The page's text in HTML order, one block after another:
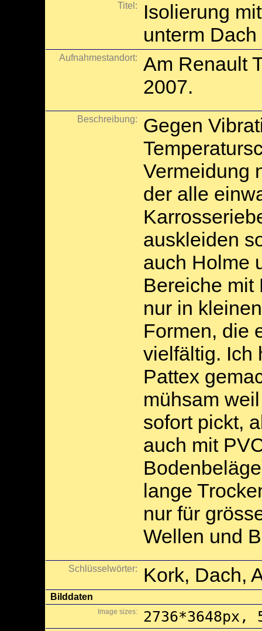
Titel:
Isolierung
unterm Dach
Aufnahmestandort:
Am Renault
2007.
Beschreibung:
Gegen
Vermeidung
der alle
auskleiden
auch Holme
Bereiche mit
nur in
Formen, die
vielfältig. Ich
Pattex
mühsam
sofort pickt,
auch mit
lange
nur für
Wellen und
Schlüsselwörter: Kork, Dach,
Bilddaten
Image sizes: 2736*3648px,